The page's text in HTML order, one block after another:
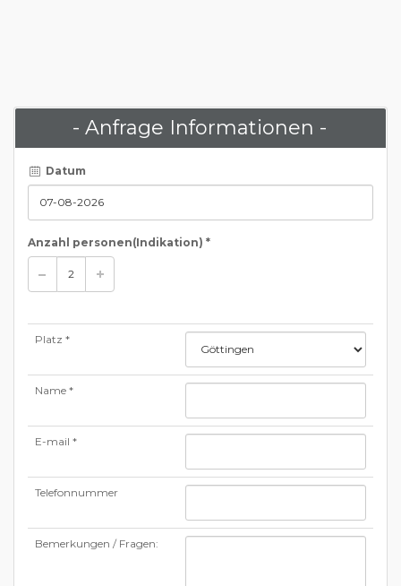
- Anfrage Informationen -
Datum
Anzahl personen(Indikation) *
Platz *
Name *
E-mail *
Telefonnummer
Bemerkungen / Fragen: